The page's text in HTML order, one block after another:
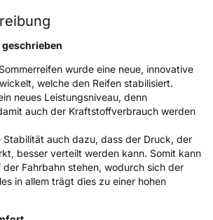
wurde eine neue, innovative
welche den Reifen stabilisiert.
neues Leistungsniveau, denn
auch der Kraftstoffverbrauch werden
auch dazu, dass der Druck, der
besser verteilt werden kann. Somit kann
Fahrbahn stehen, wodurch sich der
in allem trägt dies zu einer hohen